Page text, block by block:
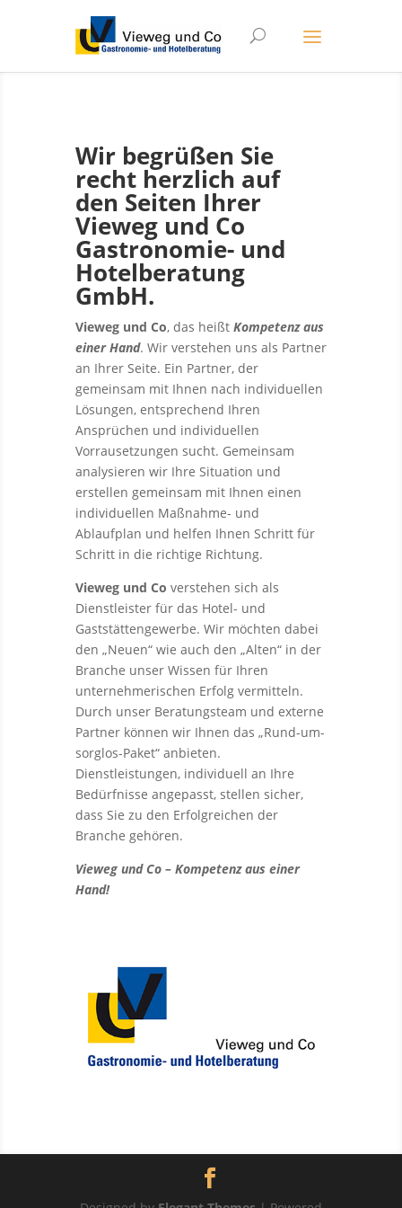
Wir begrüßen Sie
recht herzlich auf
den Seiten Ihrer
Vieweg und Co
Gastronomie- und
Hotelberatung
GmbH.
Vieweg und Co, das heißt Kompetenz aus
einer Hand. Wir verstehen uns als Partner
an Ihrer Seite. Ein Partner, der
gemeinsam mit Ihnen nach individuellen
Lösungen, entsprechend Ihren
Ansprüchen und individuellen
Vorrausetzungen sucht. Gemeinsam
analysieren wir Ihre Situation und
erstellen gemeinsam mit Ihnen einen
individuellen Maßnahme- und
Ablaufplan und helfen Ihnen Schritt für
Schritt in die richtige Richtung.
Vieweg und Co verstehen sich als
Dienstleister für das Hotel- und
Gaststättengewerbe. Wir möchten dabei
den „Neuen“ wie auch den „Alten“ in der
Branche unser Wissen für Ihren
unternehmerischen Erfolg vermitteln.
Durch unser Beratungsteam und externe
Partner können wir Ihnen das „Rund-um-
sorglos-Paket“ anbieten.
Dienstleistungen, individuell an Ihre
Bedürfnisse angepasst, stellen sicher,
dass Sie zu den Erfolgreichen der
Branche gehören.
Vieweg und Co – Kompetenz aus einer
Hand!